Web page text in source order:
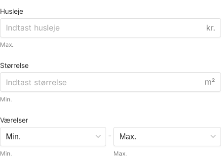
Husleje
kr.
Max.
Størrelse
m²
Min.
Værelser
Min.
-
Max.